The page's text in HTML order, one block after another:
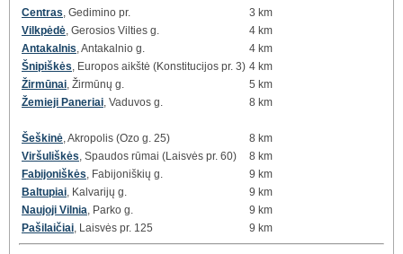
Centras , Gedimino pr.
3 km
Vilkpėdė , Gerosios Vilties g.
4 km
Antakalnis , Antakalnio g.
4 km
Šnipiškės , Europos aikštė (Konstitucijos pr. 3) 4 km
Žirmūnai , Žirmūnų g.
5 km
Žemieji Paneriai , Vaduvos g. 8 km
Šeškinė , Akropolis (Ozo g. 25)
8 km
Viršuliškės , Spaudos rūmai (Laisvės pr. 60)
8 km
Fabijoniškės , Fabijoniškių g.
9 km
Baltupiai , Kalvarijų g.
9 km
Naujoji Vilnia , Parko g.
9 km
Pašilaičiai , Laisvės pr. 125 9 km